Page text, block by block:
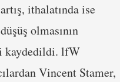
ithalatında ise
olmasının
kaydedildi. lfW
Vincent Stamer,